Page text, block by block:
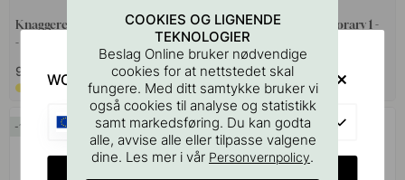
Knaggerekke Elegant - 1000mm
- Sort/Eik
939 kr
Bestillingsvare*
Husnummer Contemporary 1 -
Sort
603 kr 709 kr
På lager
15
COOKIES OG LIGNENDE
TEKNOLOGIER
Beslag Online bruker nødvendige
cookies for at nettstedet skal
fungere. Med ditt samtykke bruker vi
også cookies til analyse og statistikk
samt markedsføring. Du kan godta
alle, avvise alle eller tilpasse valgene
dine. Les mer i vår Personvernpolicy.
WOULD YOU RATHER VISIT?
EU